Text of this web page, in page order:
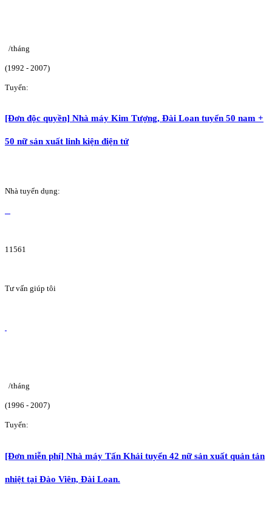
/tháng
(1992 - 2007)
Tuyển:
[Đơn độc quyền] Nhà máy Kim Tượng, Đài Loan tuyển 50 nam +
50 nữ sản xuất linh kiện điện tử
Nhà tuyển dụng:
11561
Tư vấn giúp tôi
/tháng
(1996 - 2007)
Tuyển:
[Đơn miễn phí] Nhà máy Tấn Khải tuyển 42 nữ sản xuất quản tản
nhiệt tại Đào Viên, Đài Loan.